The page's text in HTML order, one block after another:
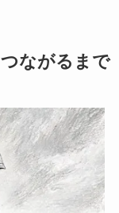
ながるまで